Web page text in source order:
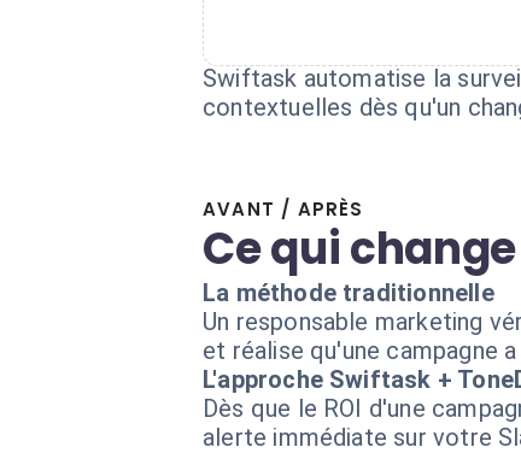
Swiftask automatise la
contextuelles dès qu'un
AVANT / APRÈS
Ce qui
La méthode traditionnelle
Un responsable marketing
et réalise qu'une campagne
L'approche Swiftask +
Dès que le ROI d'une
alerte immédiate sur votre